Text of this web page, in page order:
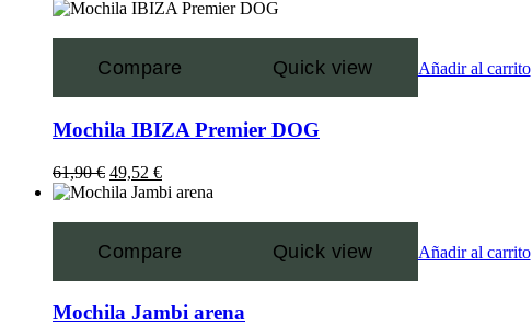
Compare Quick view Añadir al carrito
Mochila IBIZA Premier DOG
61,90€ 49,52 €
Compare Quick view Añadir al carrito
Mochila Jambi arena